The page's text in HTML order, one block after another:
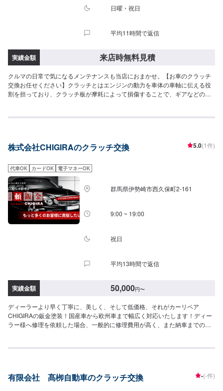
日曜・祝日
平均11時間で返信
実績金額 来店時無料見積
クルマの日常で気になるメンテナンスも当店におまかせ。【お車のクラッチ
交換お任せください】クラッチとはエンジンの動力を車体の車軸に伝える役
割を担っており、クラッチ板が摩耗によって損傷することで、ギアなどの変
して長くお客様と付き合っていけるかを大切に。✔️自動車販売、車検・点検
購入希望の旨をオファー備考欄にご記載ください。【代車について】作業中
定休日】営業時間:9:00〜20:00定休日
株式会社CHIGIRAのクラッチ交換 5.0(1件)
代車OK カードOK 電子マネーOK
群馬県伊勢崎市西久保町2-161
9:00 ~ 19:00
祝日
平均13時間で返信
実績金額 50,000円〜
ディーラーより早く丁寧に、美しく、そして低価格、それがカーリペア
CHIGIRAの鈑金塗装！国産車から欧州車まで幅広く対応いたします！ディー
ラー様へ修理を依頼した場合、一般的に修理費用が高く、また納車までの時
理を部品交換で対応してしまうから。私たちなら自社工場で即施工し、でき
い！--------------------------------------------------【1】オファーにてお問い合わせ
有限会社 髙栁自動車のクラッチ交換 -(-件)